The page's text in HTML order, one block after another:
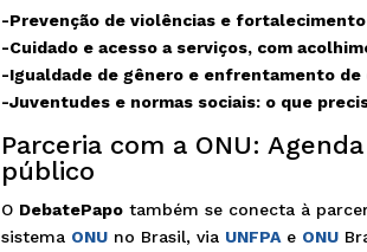
-Prevenção de violências e
-Cuidado e acesso a serviços, com
-Igualdade de gênero e enfrentamento
-Juventudes e normas sociais: o que
Parceria com a ONU:
público
O DebatePapo também se conecta à
sistema ONU no Brasil, via UNFPA e ONU